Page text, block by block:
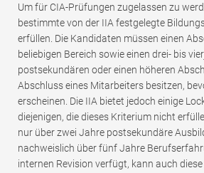
Um für CIA-Prüfungen zugelassen zu
bestimmte von der IIA festgelegte
erfüllen. Die Kandidaten müssen einen
beliebigen Bereich sowie einen drei- bis
postsekundären oder einen höheren
Abschluss eines Mitarbeiters besitzen,
erscheinen. Die IIA bietet jedoch einige
diejenigen, die dieses Kriterium nicht
nur über zwei Jahre postsekundäre
nachweislich über fünf Jahre
internen Revision verfügt, kann auch